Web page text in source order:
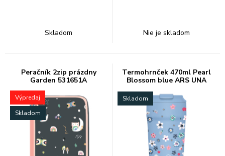
Skladom Nie je skladom
Peračník 2zip prázdny
Garden 531651A
Výpredaj
Skladom
Termohrnček 470ml Pearl
Blossom blue ARS UNA
Skladom